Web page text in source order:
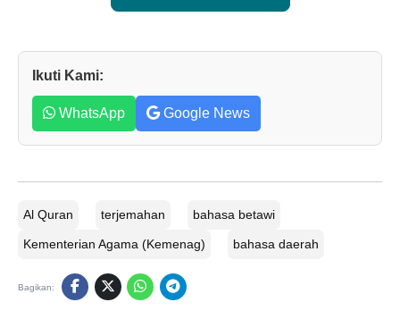
Ikuti Kami:
WhatsApp Google News
Al Quran terjemahan bahasa betawi
Kementerian Agama (Kemenag) bahasa daerah
Bagikan: